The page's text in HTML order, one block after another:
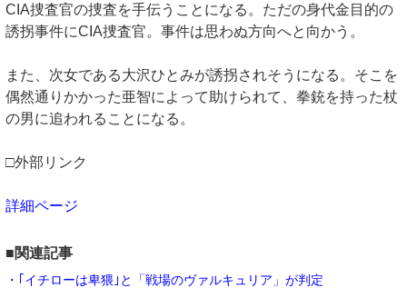
CIA捜査官の捜査を手伝うことになる。ただの身代金目的の
誘拐事件にCIA捜査官。事件は思わぬ方向へと向かう。
また、次女である大沢ひとみが誘拐されそうになる。そこを
偶然通りかかった亜智によって助けられて、拳銃を持った杖
の男に追われることになる。
□外部リンク
詳細ページ
■関連記事
・｢イチローは卑猥｣と「戦場のヴァルキュリア」が判定